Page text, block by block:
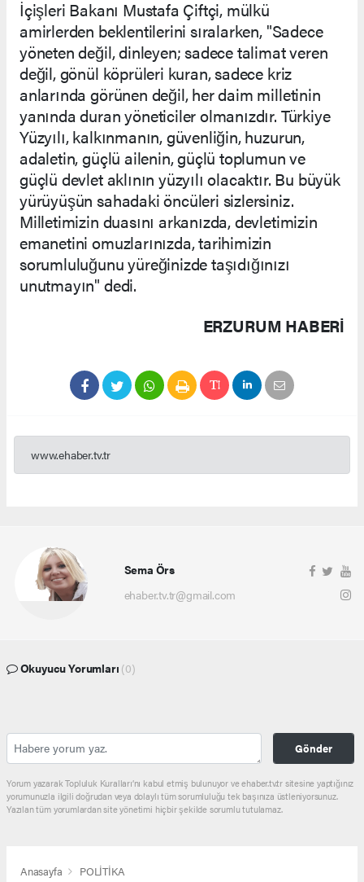
İçişleri Bakanı Mustafa Çiftçi, mülkü
amirlerden beklentilerini sıralarken, "Sadece
yöneten değil, dinleyen; sadece talimat veren
değil, gönül köprüleri kuran, sadece kriz
anlarında görünen değil, her daim milletinin
yanında duran yöneticiler olmanızdır. Türkiye
Yüzyılı, kalkınmanın, güvenliğin, huzurun,
adaletin, güçlü ailenin, güçlü toplumun ve
güçlü devlet aklının yüzyılı olacaktır. Bu büyük
yürüyüşün sahadaki öncüleri sizlersiniz.
Milletimizin duasını arkanızda, devletimizin
emanetini omuzlarınızda, tarihimizin
sorumluluğunu yüreğinizde taşıdığınızı
unutmayın" dedi.
ERZURUM HABERİ
www.ehaber.tv.tr
Sema Örs
ehaber.tv.tr@gmail.com
Okuyucu Yorumları (0)
Gönder
Yorum yazarak Topluluk Kuralları’nı kabul etmiş bulunuyor ve ehaber.tv.tr sitesine yaptığınız
yorumunuzla ilgili doğrudan veya dolaylı tüm sorumluluğu tek başınıza üstleniyorsunuz.
Yazılan tüm yorumlardan site yönetimi hiçbir şekilde sorumlu tutulamaz.
Anasayfa POLİTİKA